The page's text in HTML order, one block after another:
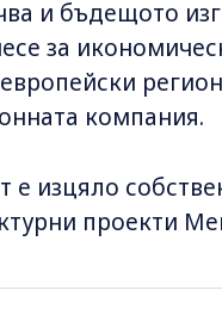
и бъдещото
за
компания.
е изцяло
проекти